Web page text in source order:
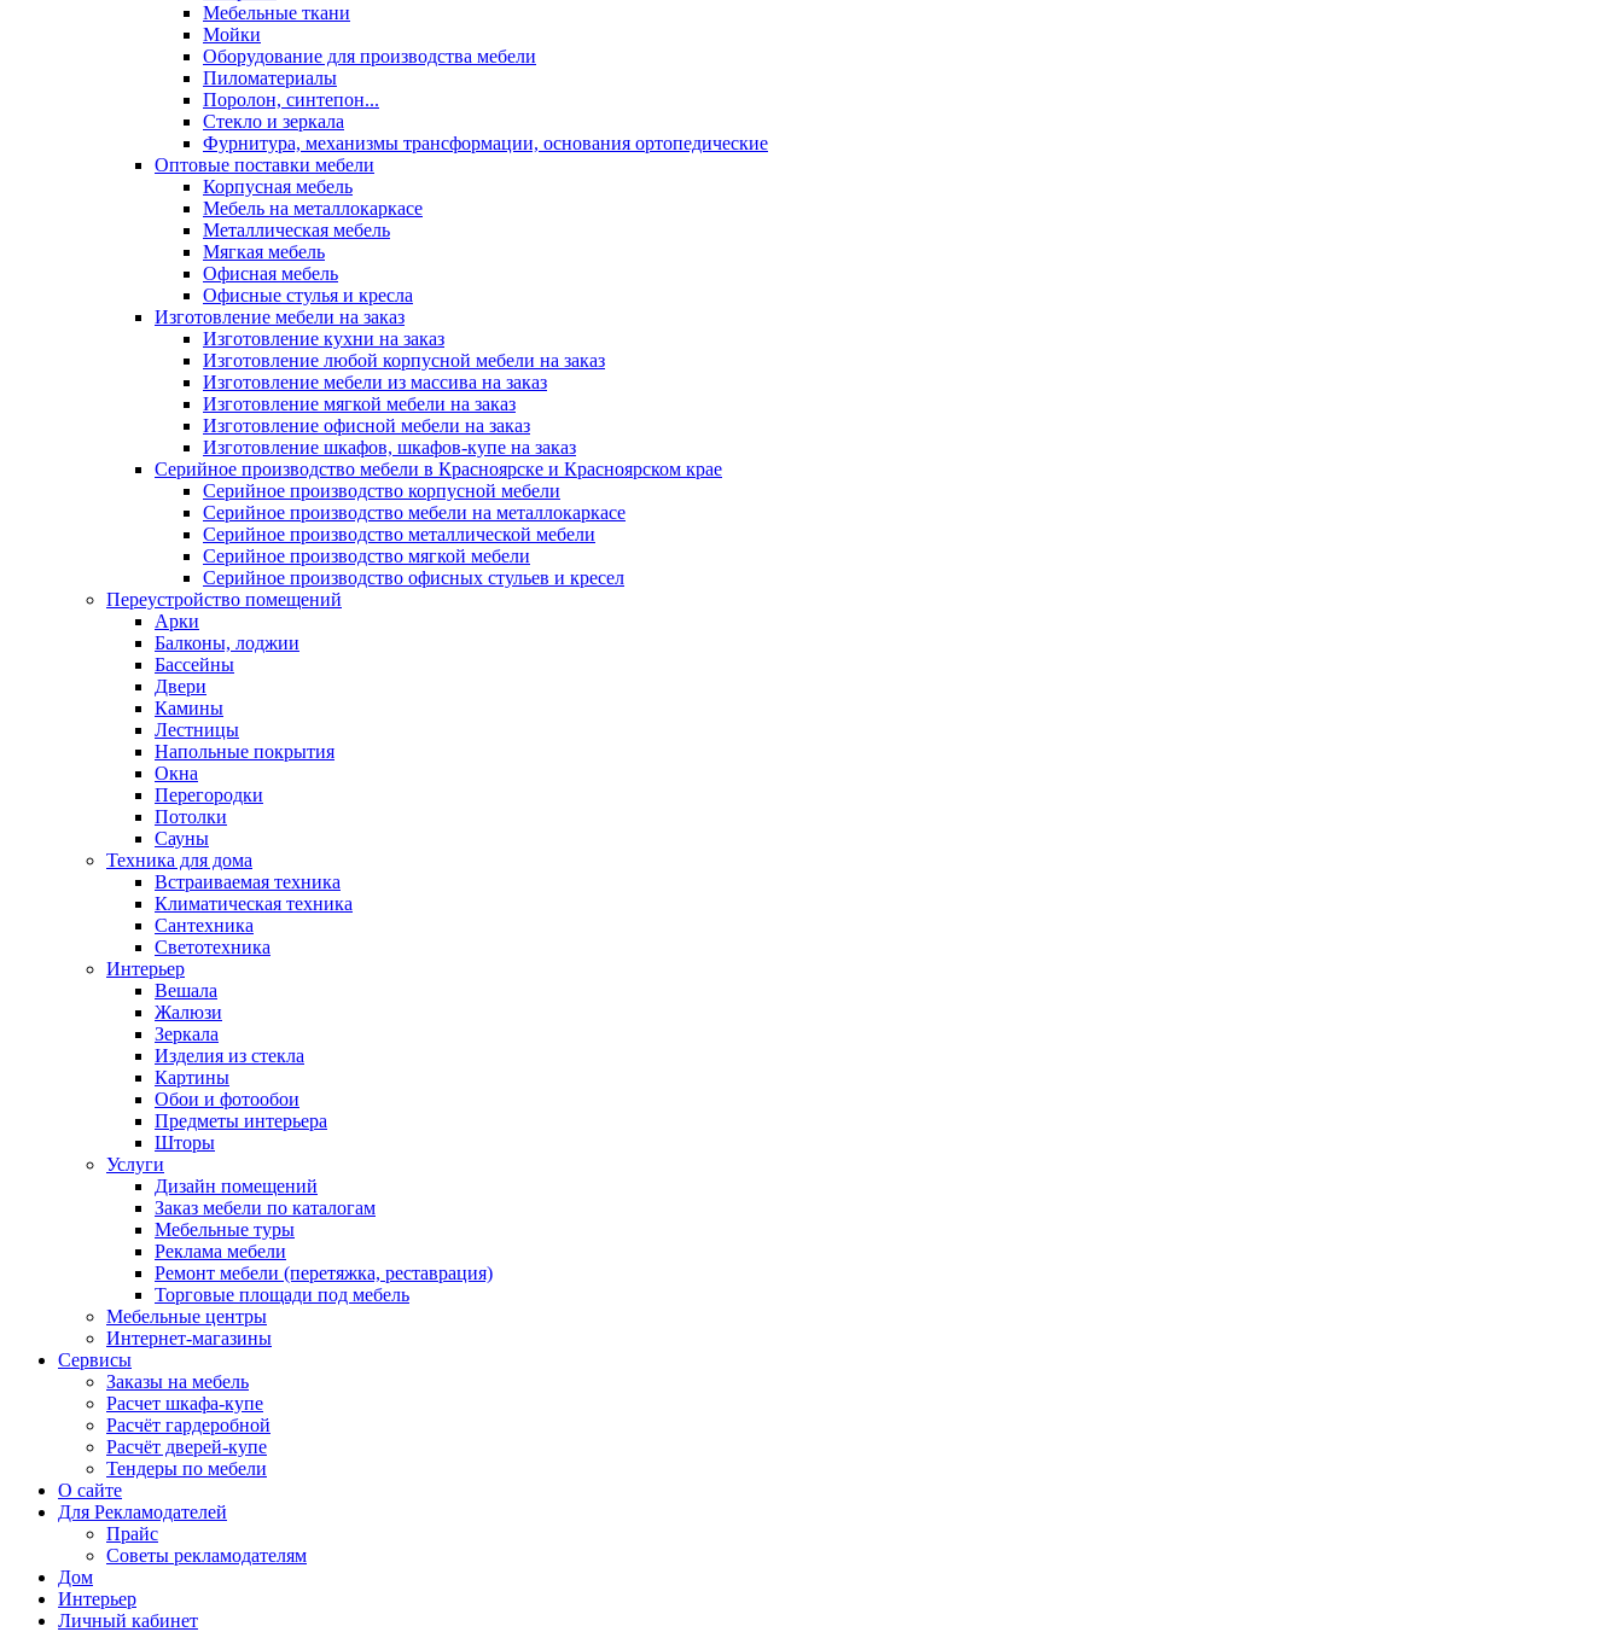
Мебельные ткани
Мойки
Оборудование для производства мебели
Пиломатериалы
Поролон, синтепон...
Стекло и зеркала
Фурнитура, механизмы трансформации, основания ортопедические
Оптовые поставки мебели
Корпусная мебель
Мебель на металлокаркасе
Металлическая мебель
Мягкая мебель
Офисная мебель
Офисные стулья и кресла
Изготовление мебели на заказ
Изготовление кухни на заказ
Изготовление любой корпусной мебели на заказ
Изготовление мебели из массива на заказ
Изготовление мягкой мебели на заказ
Изготовление офисной мебели на заказ
Изготовление шкафов, шкафов-купе на заказ
Серийное производство мебели в Красноярске и Красноярском крае
Серийное производство корпусной мебели
Серийное производство мебели на металлокаркасе
Серийное производство металлической мебели
Серийное производство мягкой мебели
Серийное производство офисных стульев и кресел
Переустройство помещений
Арки
Балконы, лоджии
Бассейны
Двери
Камины
Лестницы
Напольные покрытия
Окна
Перегородки
Потолки
Сауны
Техника для дома
Встраиваемая техника
Климатическая техника
Сантехника
Светотехника
Интерьер
Вешала
Жалюзи
Зеркала
Изделия из стекла
Картины
Обои и фотообои
Предметы интерьера
Шторы
Услуги
Дизайн помещений
Заказ мебели по каталогам
Мебельные туры
Реклама мебели
Ремонт мебели (перетяжка, реставрация)
Торговые площади под мебель
Мебельные центры
Интернет-магазины
Сервисы
Заказы на мебель
Расчет шкафа-купе
Расчёт гардеробной
Расчёт дверей-купе
Тендеры по мебели
О сайте
Для Рекламодателей
Прайс
Советы рекламодателям
Дом
Интерьер
Личный кабинет